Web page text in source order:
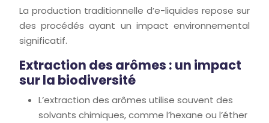
La production traditionnelle d’e-liquides repose sur
des procédés ayant un impact environnemental
significatif.
Extraction des arômes : un impact
sur la biodiversité
L’extraction des arômes utilise souvent des
solvants chimiques, comme l’hexane ou l’éther